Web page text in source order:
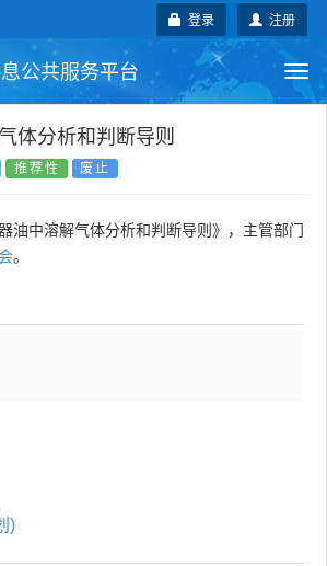
注册
登录
公共服务平台
行业标准
技术委员会
体分析和判断导则
推荐性 废止
油中溶解气体分析和判断导则》，主管部门
。
)